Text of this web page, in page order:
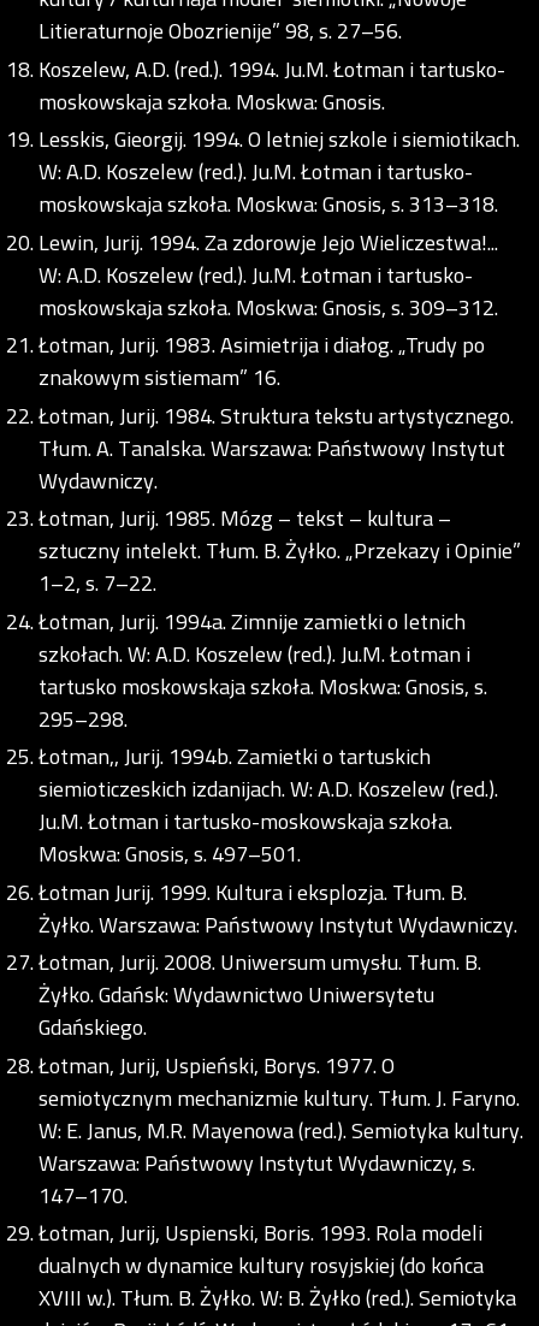
Litieraturnoje Obozrienije” 98, s. 27–56.
Koszelew, A.D. (red.). 1994. Ju.M. Łotman i tartusko-
moskowskaja szkoła. Moskwa: Gnosis.
Lesskis, Gieorgij. 1994. O letniej szkole i siemiotikach.
W: A.D. Koszelew (red.). Ju.M. Łotman i tartusko-
moskowskaja szkoła. Moskwa: Gnosis, s. 313–318.
Lewin, Jurij. 1994. Za zdorowje Jejo Wieliczestwa!...
W: A.D. Koszelew (red.). Ju.M. Łotman i tartusko-
moskowskaja szkoła. Moskwa: Gnosis, s. 309–312.
Łotman, Jurij. 1983. Asimietrija i diałog. „Trudy po
znakowym sistiemam” 16.
Łotman, Jurij. 1984. Struktura tekstu artystycznego.
Tłum. A. Tanalska. Warszawa: Państwowy Instytut
Wydawniczy.
Łotman, Jurij. 1985. Mózg – tekst – kultura –
sztuczny intelekt. Tłum. B. Żyłko. „Przekazy i Opinie”
1–2, s. 7–22.
Łotman, Jurij. 1994a. Zimnije zamietki o letnich
szkołach. W: A.D. Koszelew (red.). Ju.M. Łotman i
tartusko moskowskaja szkoła. Moskwa: Gnosis, s.
295–298.
Łotman,, Jurij. 1994b. Zamietki o tartuskich
siemioticzeskich izdanijach. W: A.D. Koszelew (red.).
Ju.M. Łotman i tartusko-moskowskaja szkoła.
Moskwa: Gnosis, s. 497–501.
Łotman Jurij. 1999. Kultura i eksplozja. Tłum. B.
Żyłko. Warszawa: Państwowy Instytut Wydawniczy.
Łotman, Jurij. 2008. Uniwersum umysłu. Tłum. B.
Żyłko. Gdańsk: Wydawnictwo Uniwersytetu
Gdańskiego.
Łotman, Jurij, Uspieński, Borys. 1977. O
semiotycznym mechanizmie kultury. Tłum. J. Faryno.
W: E. Janus, M.R. Mayenowa (red.). Semiotyka kultury.
Warszawa: Państwowy Instytut Wydawniczy, s.
147–170.
Łotman, Jurij, Uspienski, Boris. 1993. Rola modeli
dualnych w dynamice kultury rosyjskiej (do końca
XVIII w.). Tłum. B. Żyłko. W: B. Żyłko (red.). Semiotyka